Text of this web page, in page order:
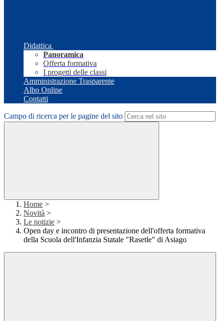
Didattica
Panoramica
Offerta formativa
I progetti delle classi
Amministrazione Trasparente
Albo Online
Contatti
Campo di ricerca per le pagine del sito
Home >
Novità >
Le notizie >
Open day e incontro di presentazione dell'offerta formativa
della Scuola dell'Infanzia Statale "Rasetle" di Asiago